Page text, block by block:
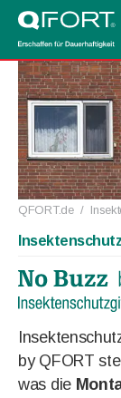
QFORT.de/
by QFORT
was die